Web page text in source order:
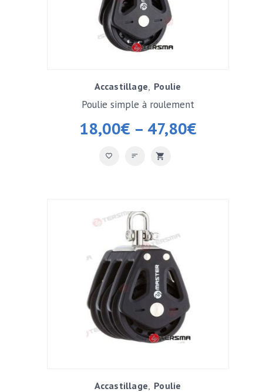
Accastillage Poulie
18,00€– 47,80€
Poulie simple à roulement
Accastillage Poulie